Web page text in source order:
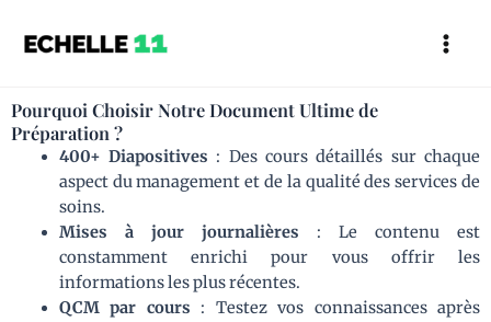
Pourquoi Choisir Notre Document Ultime de
Préparation ?
400+ Diapositives : Des cours détaillés sur chaque
aspect du management et de la qualité des services de
soins.
Mises à jour journalières : Le contenu est
constamment enrichi pour vous offrir les
informations les plus récentes.
QCM par cours : Testez vos connaissances après